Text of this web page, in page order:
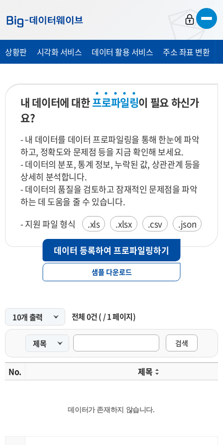
가
가
가
상황판 시각화 서비스 데이터 활용 서비스 주소 좌표 변환
샘플 다운로드
내 데이터에 대한프로파일링이 필요 하신가
요?
- 내 데이터를 데이터 프로파일링을 통해 한눈에 파악
하고, 정확도와 문제점 등을 지금 확인해 보세요.
- 데이터의 분포, 통계 정보, 누락된 값, 상관관계 등을
상세히 분석합니다.
- 데이터의 품질을 검토하고 잠재적인 문제점을 파악
하는 데 도움을 줄 수 있습니다.
- 지원 파일 형식
.xls .xlsx .csv .json
데이터 등록하여 프로파일링하기
전체0건( /1페이지)
검색
No. 제목
데이터가 존재하지 않습니다.